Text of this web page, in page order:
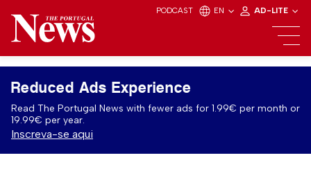
PODCAST EN AD-LITE
Reduced Ads Experience
Read The Portugal News with fewer ads for 1.99€ per month or
19.99€ per year.
Inscreva-se aqui